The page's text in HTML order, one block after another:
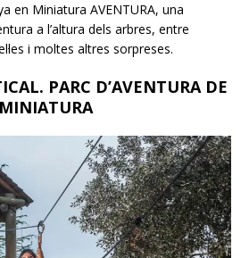
en Miniatura AVENTURA, una
a l’altura dels arbres, entre
i moltes altres sorpreses.
PARC D’AVENTURA DE